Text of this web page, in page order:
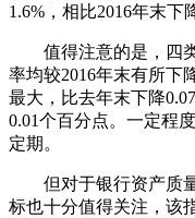
1.6%，相比2016年末下
值得注意的是，四类
率均较2016年末有所下
最大，比去年末下降
0.01个百分点。一定程
定期。
但对于银行资产质量
标也十分值得关注，该